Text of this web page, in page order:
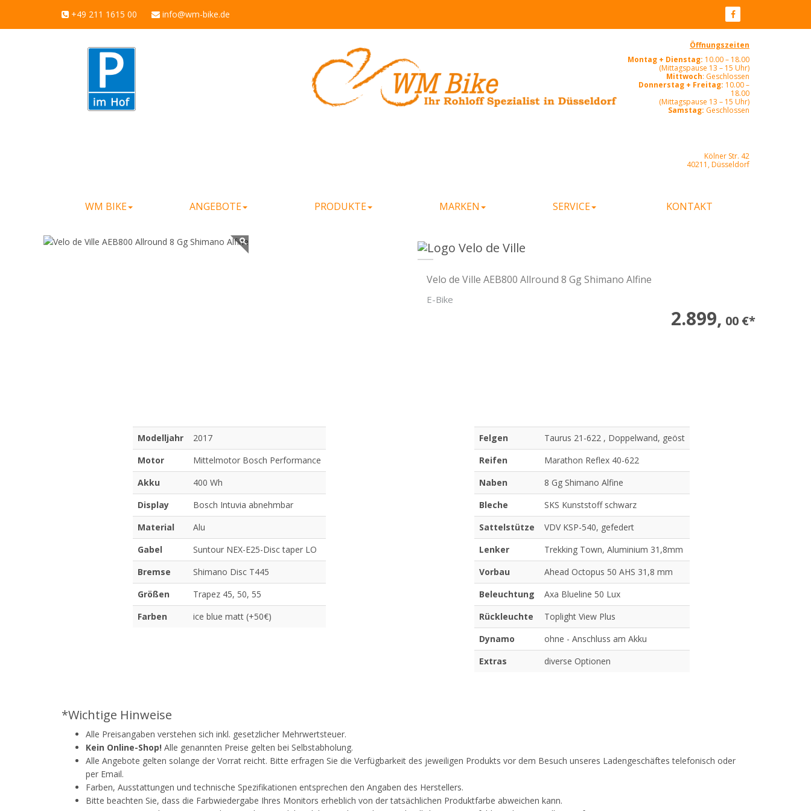
+49 211 1615 00 info@wm-bike.de
Öffnungszeiten
Montag + Dienstag: 10.00 – 18.00
(Mittagspause 13 – 15 Uhr)
Mittwoch: Geschlossen
Donnerstag + Freitag: 10.00 –
18.00
(Mittagspause 13 – 15 Uhr)
Samstag: Geschlossen
Kölner Str. 42
40211, Düsseldorf
WM BIKE ANGEBOTE PRODUKTE MARKEN SERVICE KONTAKT
Velo de Ville AEB800 Allround 8 Gg Shimano Alfine
E-Bike
2.899, 00 €*
Modelljahr
2017
Motor
Mittelmotor Bosch Performance
Akku
400 Wh
Display
Bosch Intuvia abnehmbar
Material
Alu
Gabel
Suntour NEX-E25-Disc taper LO
Bremse
Shimano Disc T445
Größen
Trapez 45, 50, 55
Farben
ice blue matt (+50€)
Felgen
Taurus 21-622 , Doppelwand, geöst
Reifen
Marathon Reflex 40-622
Naben
8 Gg Shimano Alfine
Bleche
SKS Kunststoff schwarz
Sattelstütze
VDV KSP-540, gefedert
Lenker
Trekking Town, Aluminium 31,8mm
Vorbau
Ahead Octopus 50 AHS 31,8 mm
Beleuchtung
Axa Blueline 50 Lux
Rückleuchte
Toplight View Plus
Dynamo
ohne - Anschluss am Akku
Extras
diverse Optionen
*Wichtige Hinweise
Alle Preisangaben verstehen sich inkl. gesetzlicher Mehrwertsteuer.
Kein Online-Shop! Alle genannten Preise gelten bei Selbstabholung.
Alle Angebote gelten solange der Vorrat reicht. Bitte erfragen Sie die Verfügbarkeit des jeweiligen Produkts vor dem Besuch unseres Ladengeschäftes telefonisch oder
per Email.
Farben, Ausstattungen und technische Spezifikationen entsprechen den Angaben des Herstellers.
Bitte beachten Sie, dass die Farbwiedergabe Ihres Monitors erheblich von der tatsächlichen Produktfarbe abweichen kann.